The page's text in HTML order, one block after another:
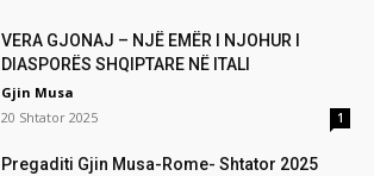
VERA GJONAJ – NJË EMËR I NJOHUR I
DIASPORËS SHQIPTARE NË ITALI
Gjin Musa
20 Shtator 2025
1
Pregaditi Gjin Musa-Rome- Shtator 2025